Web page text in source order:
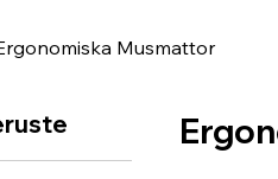
Musmattor